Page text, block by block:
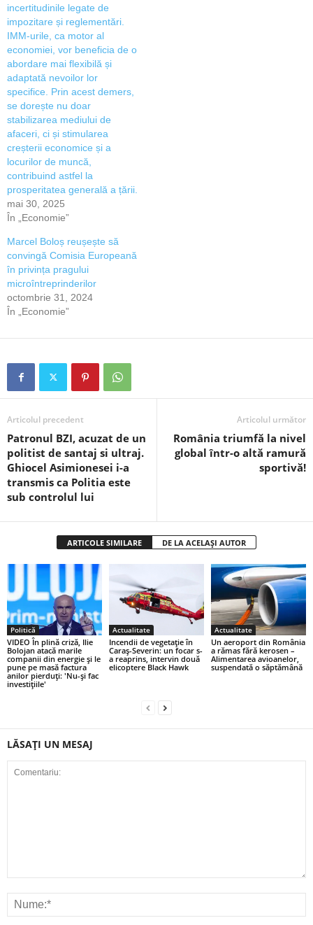
incertitudinile legate de
impozitare și reglementări.
IMM-urile, ca motor al
economiei, vor beneficia de o
abordare mai flexibilă și
adaptată nevoilor lor
specifice. Prin acest demers,
se dorește nu doar
stabilizarea mediului de
afaceri, ci și stimularea
creșterii economice și a
locurilor de muncă,
contribuind astfel la
prosperitatea generală a țării.
mai 30, 2025
În „Economie”
Marcel Boloș reușește să
convingă Comisia Europeană
în privința pragului
microîntreprinderilor
octombrie 31, 2024
În „Economie”
Articolul precedent
Patronul BZI, acuzat de un
politist de santaj si ultraj.
Ghiocel Asimionesei i-a
transmis ca Politia este
sub controlul lui
Articolul următor
România triumfă la nivel
global într-o altă ramură
sportivă!
ARTICOLE SIMILARE DE LA ACELAȘI AUTOR
Politică
VIDEO În plină criză, Ilie
Bolojan atacă marile
companii din energie și le
pune pe masă factura
anilor pierduți: 'Nu-și fac
investițiile'
Actualitate
Incendii de vegetație în
Caraș-Severin: un focar s-
a reaprins, intervin două
elicoptere Black Hawk
Actualitate
Un aeroport din România
a rămas fără kerosen –
Alimentarea avioanelor,
suspendată o săptămână
LĂSAȚI UN MESAJ